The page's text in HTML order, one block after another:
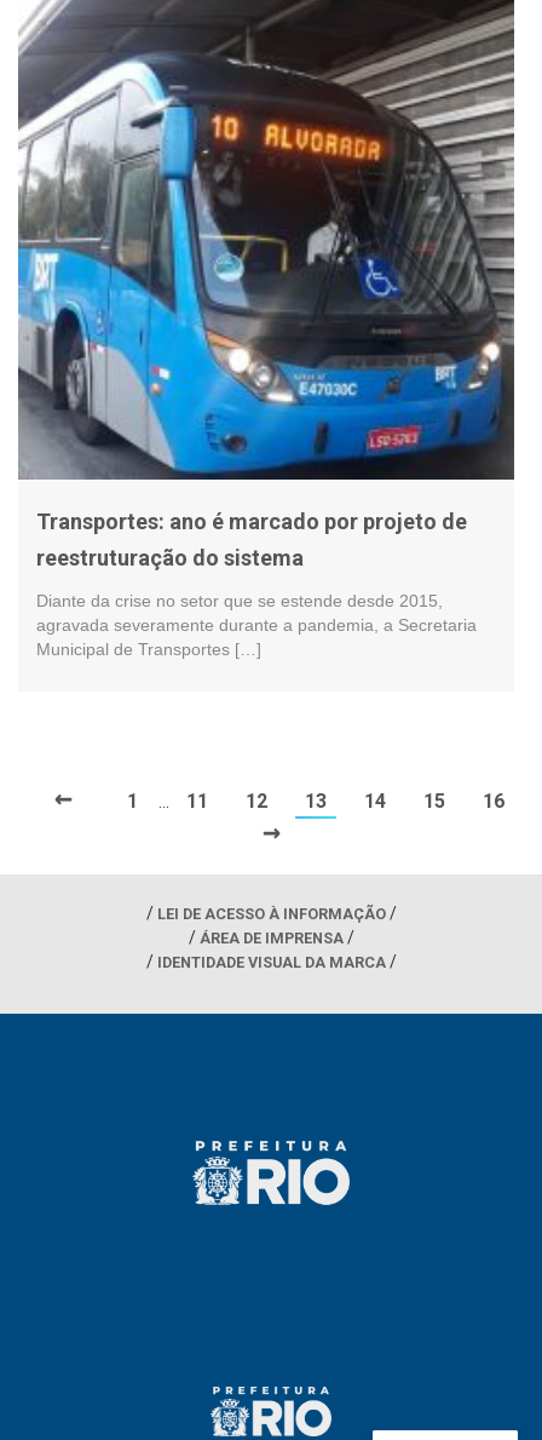
Transportes: ano é marcado por projeto de
reestruturação do sistema
Diante da crise no setor que se estende desde 2015,
agravada severamente durante a pandemia, a Secretaria
Municipal de Transportes […]
← 1 11 12 13 14 15 16
→
LEI DE ACESSO À INFORMAÇÃO
ÁREA DE IMPRENSA
IDENTIDADE VISUAL DA MARCA